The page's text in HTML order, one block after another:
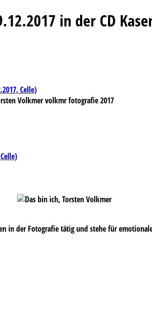
in der CD
Celle)
Volkmer volkmr fotografie 2017
in der Fotografie tätig und stehe für